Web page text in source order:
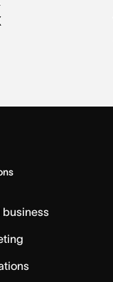
business